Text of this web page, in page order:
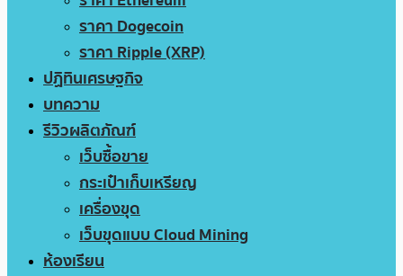
ราคา Dogecoin
ราคา Ripple (XRP)
ปฏิทินเศรษฐกิจ
บทความ
รีวิวผลิตภัณฑ์
เว็บซื้อขาย
กระเป๋าเก็บเหรียญ
เครื่องขุด
เว็บขุดแบบ Cloud Mining
ห้องเรียน